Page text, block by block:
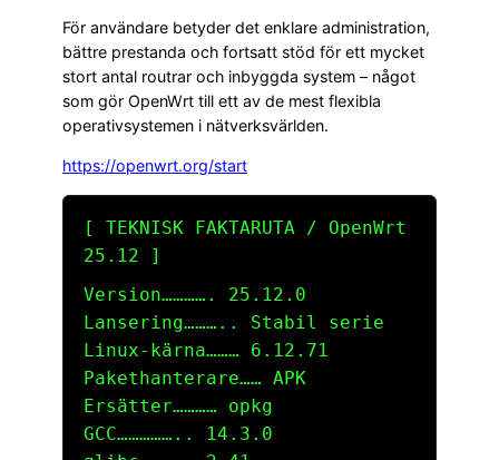
För användare betyder det enklare administration,
bättre prestanda och fortsatt stöd för ett mycket
stort antal routrar och inbyggda system – något
som gör OpenWrt till ett av de mest flexibla
operativsystemen i nätverksvärlden.
https://openwrt.org/start
[ TEKNISK FAKTARUTA / OpenWrt
25.12 ]
Version…………. 25.12.0
Lansering……….. Stabil serie
Linux-kärna……… 6.12.71
Pakethanterare…… APK
Ersätter………… opkg
GCC…………….. 14.3.0